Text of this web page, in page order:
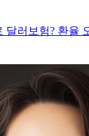
달러보험? 환율